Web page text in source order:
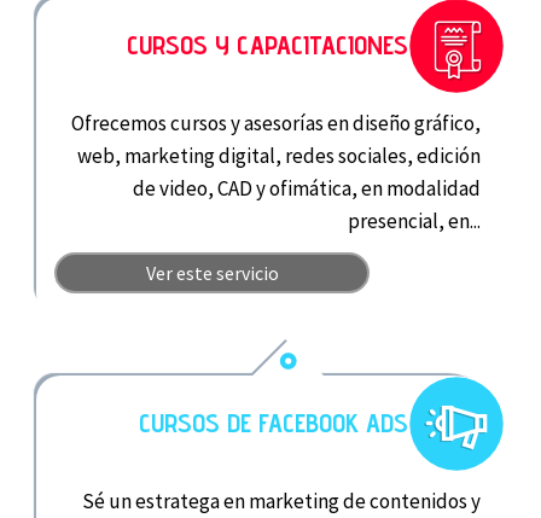
CURSOS Y CAPACITACIONES
Ofrecemos cursos y asesorías en diseño gráfico,
web, marketing digital, redes sociales, edición
de video, CAD y ofimática, en modalidad
presencial, en...
Ver este servicio
CURSOS DE FACEBOOK ADS
Sé un estratega en marketing de contenidos y